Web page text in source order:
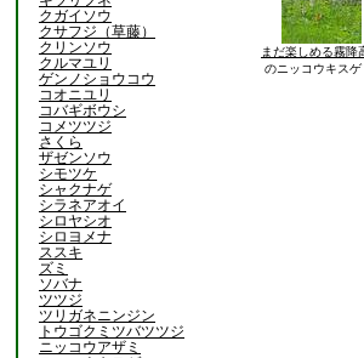
クガイソウ
クサフジ（草藤）
クリンソウ
クルマユリ
ゲンノショウコウ
コオニユリ
コバギボウシ
コメツツジ
さくら
ザゼンソウ
シモツケ
シャクナゲ
シラネアオイ
シロヤシオ
シロヨメナ
ススキ
ズミ
ソバナ
ツツジ
ツリガネニンジン
トウゴクミツバツツジ
ニッコウアザミ
まだ楽しめる霧降
のニッコウキス